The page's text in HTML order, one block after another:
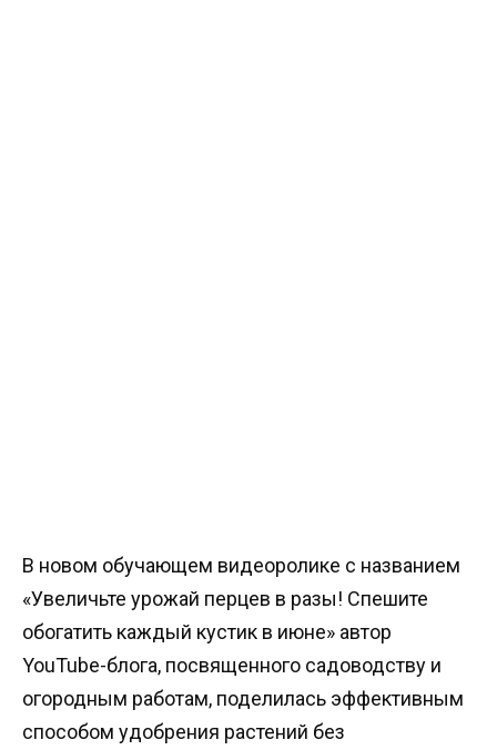
В новом обучающем видеоролике с названием
«Увеличьте урожай перцев в разы! Спешите
обогатить каждый кустик в июне» автор
YouTube-блога, посвященного садоводству и
огородным работам, поделилась эффективным
способом удобрения растений без